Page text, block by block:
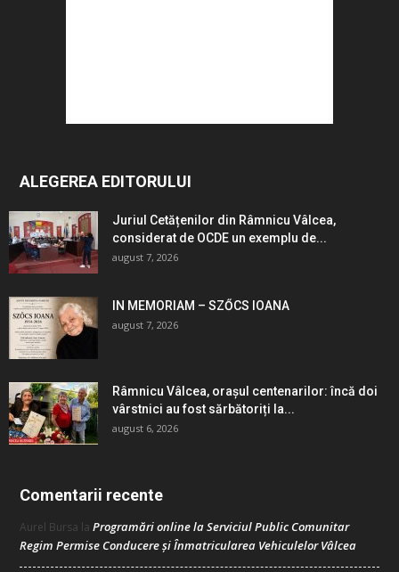
ALEGEREA EDITORULUI
Juriul Cetățenilor din Râmnicu Vâlcea,
considerat de OCDE un exemplu de...
august 7, 2026
IN MEMORIAM – SZŐCS IOANA
august 7, 2026
Râmnicu Vâlcea, orașul centenarilor: încă doi
vârstnici au fost sărbătoriți la...
august 6, 2026
Comentarii recente
Aurel Bursa la Programări online la Serviciul Public Comunitar
Regim Permise Conducere şi Înmatricularea Vehiculelor Vâlcea